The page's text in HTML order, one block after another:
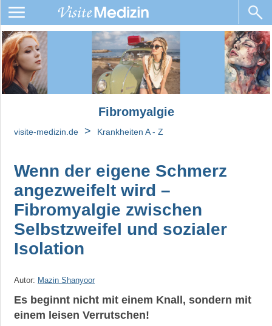
Fibromyalgie
visite-medizin.de > Krankheiten A - Z
Wenn der eigene Schmerz
angezweifelt wird –
Fibromyalgie zwischen
Selbstzweifel und sozialer
Isolation
Autor: Mazin Shanyoor
Es beginnt nicht mit einem Knall, sondern mit
einem leisen Verrutschen!
Fibromyalgie
Ursachen
Diagnose
von
Fibro-
Fog:
Kognitive
Beeinträchtigungen
und
Behandlung
Müdigkeit
Schlafstörungen
Schmerzen
und